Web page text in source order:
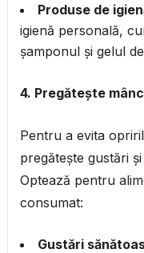
Produse de
igienă personală,
șamponul și gelul
4. Pregătește
Pentru a evita
pregătește gustări
Optează pentru
consumat:
Gustări